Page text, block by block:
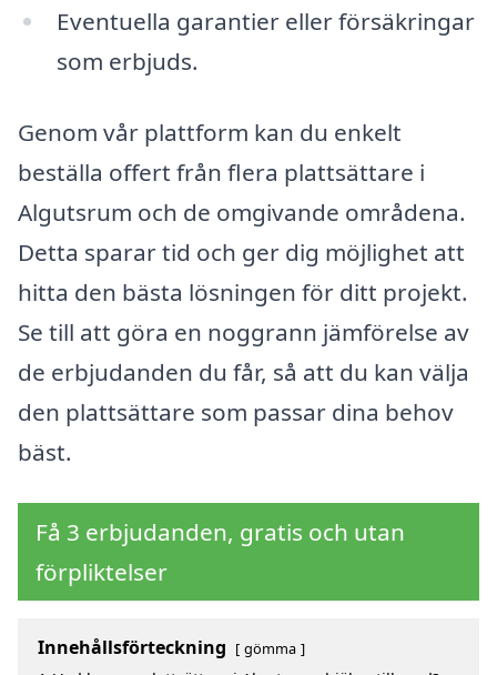
Eventuella garantier eller försäkringar
som erbjuds.
Genom vår plattform kan du enkelt
beställa offert från flera plattsättare i
Algutsrum och de omgivande områdena.
Detta sparar tid och ger dig möjlighet att
hitta den bästa lösningen för ditt projekt.
Se till att göra en noggrann jämförelse av
de erbjudanden du får, så att du kan välja
den plattsättare som passar dina behov
bäst.
Få 3 erbjudanden, gratis och utan
förpliktelser
Innehållsförteckning gömma